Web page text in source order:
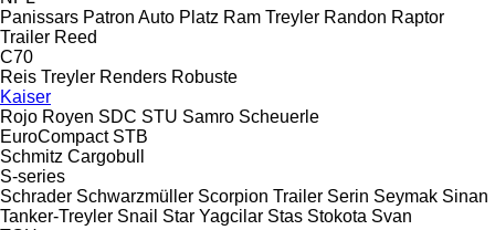
Panissars Patron Auto Platz Ram Treyler Randon Raptor
Trailer Reed
C70
Reis Treyler Renders Robuste
Kaiser
Rojo Royen SDC STU Samro Scheuerle
EuroCompact STB
Schmitz Cargobull
S-series
Schrader Schwarzmüller Scorpion Trailer Serin Seymak Sinan
Tanker-Treyler Snail Star Yagcilar Stas Stokota Svan